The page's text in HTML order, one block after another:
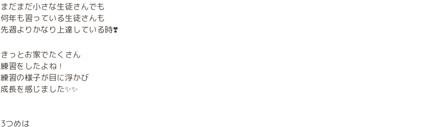
まだまだ小さな生徒さんでも
何年も習っている生徒さんも
先週よりかなり上達している時❣️
きっとお家でたくさん
練習をしたよね！
練習の様子が目に浮かび
成長を感じました✨✨
3つめは